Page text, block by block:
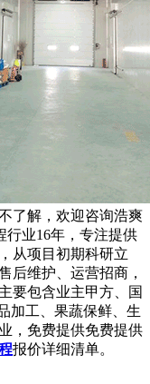
解，欢迎咨询浩爽
行业16年，专注提供
从项目初期科研立
后维护、运营招商，
要包含业主甲方、国
加工、果蔬保鲜、生
，免费提供免费提供
报价详细清单。